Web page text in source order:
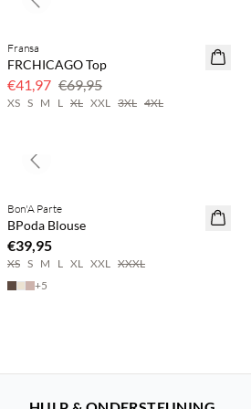
40% korting
Fransa
FRCHICAGO Top
€41,97 €69,95
XS S M L XL XXL 3XL 4XL
Previous slide
NEWS
Bon'A Parte
BPoda Blouse
€39,95
XS S M L XL XXL XXXL
+5
Previous slide